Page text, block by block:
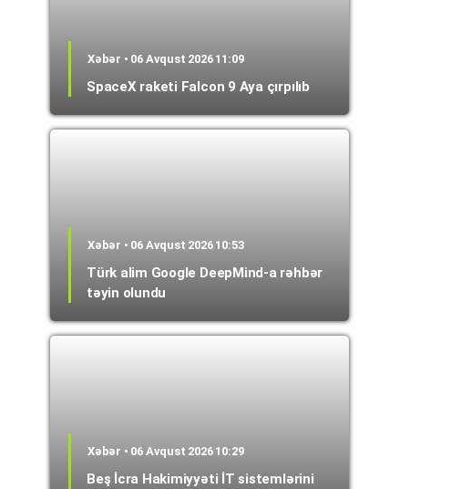
Xəbər • 06 Avqust 2026 11:09
SpaceX raketi Falcon 9 Aya çırpılıb
Xəbər • 06 Avqust 2026 10:53
Türk alim Google DeepMind-a rəhbər
təyin olundu
Xəbər • 06 Avqust 2026 10:29
Beş İcra Hakimiyyəti İT sistemlərini